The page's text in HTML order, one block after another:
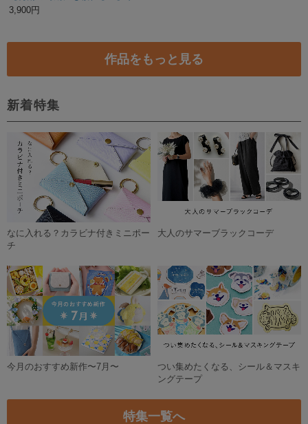
3,900円
作品をもっと見る
新着特集
なに入れる？カラビナ付きミニポー
チ
大人のサマーブラックコーデ
今月のおすすめ新作〜7月〜
つい集めたくなる、シール＆マスキ
ングテープ
特集一覧へ